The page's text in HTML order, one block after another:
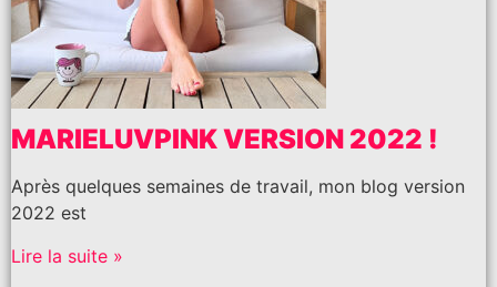
MARIELUVPINK VERSION 2022 !
Après quelques semaines de travail, mon blog version
2022 est
Lire la suite »